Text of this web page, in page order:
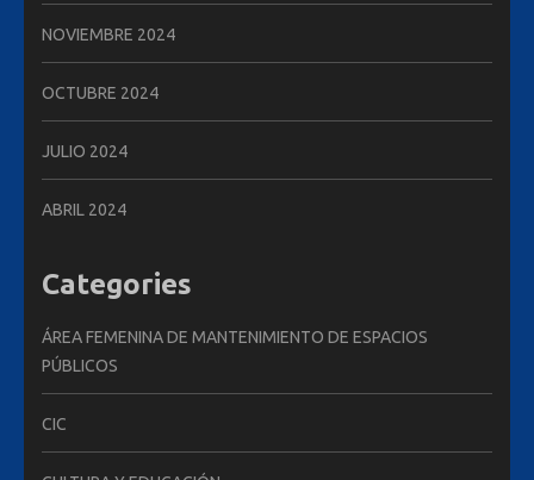
NOVIEMBRE 2024
OCTUBRE 2024
JULIO 2024
ABRIL 2024
Categories
ÁREA FEMENINA DE MANTENIMIENTO DE ESPACIOS
PÚBLICOS
CIC